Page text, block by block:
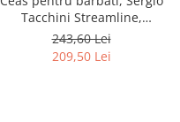
Tacchini Streamline,
ST.1.10116.2
243,60 Lei
209,50 Lei